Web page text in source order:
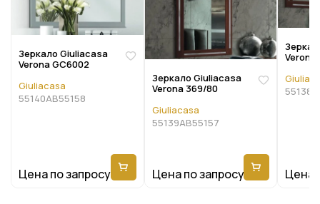
Зеркало Giuliacasa
Verona GC6002
Giuliacasa
55140AB55158
Цена по запросу
Зеркало Giuliacasa
Verona 369/80
Giuliacasa
55139AB55157
Цена по запросу
Verona
Цена